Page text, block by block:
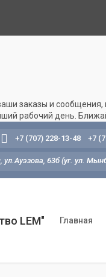
заказы и сообщения,
рабочий день.
63б (уг. ул.
+7 (707) 228-13-48 +7
LEM" Главная